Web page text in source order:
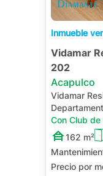
Inmueble
Vidamar
202
Acapulco
Vidamar
Con Club de
162 m²
Precio por